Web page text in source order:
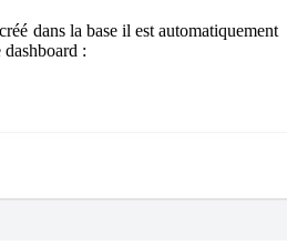
dans la base il est automatiquement
: